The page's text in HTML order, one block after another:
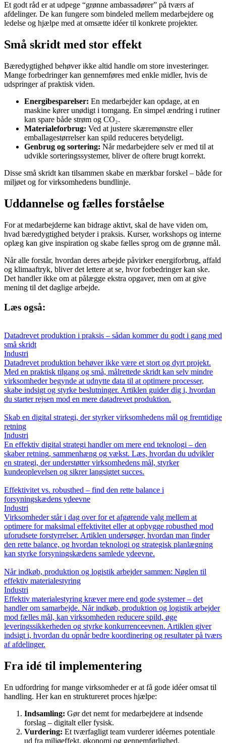
Et godt råd er at udpege “grønne ambassadører” på tværs af
afdelinger. De kan fungere som bindeled mellem medarbejdere og
ledelse og hjælpe med at omsætte idéer til konkrete projekter.
Små skridt med stor effekt
Bæredygtighed behøver ikke altid handle om store investeringer.
Mange forbedringer kan gennemføres med enkle midler, hvis de
udspringer af praktisk viden.
Energibesparelser: En medarbejder kan opdage, at en
maskine kører unødigt i tomgang. En simpel ændring i rutiner
kan spare både strøm og CO₂.
Materialeforbrug: Ved at justere skæremønstre eller
emballagestørrelser kan spild reduceres betydeligt.
Genbrug og sortering: Når medarbejdere selv er med til at
udvikle sorteringssystemer, bliver de oftere brugt korrekt.
Disse små skridt kan tilsammen skabe en mærkbar forskel – både for
miljøet og for virksomhedens bundlinje.
Uddannelse og fælles forståelse
For at medarbejderne kan bidrage aktivt, skal de have viden om,
hvad bæredygtighed betyder i praksis. Kurser, workshops og interne
oplæg kan give inspiration og skabe fælles sprog om de grønne mål.
Når alle forstår, hvordan deres arbejde påvirker energiforbrug, affald
og klimaaftryk, bliver det lettere at se, hvor forbedringer kan ske.
Det handler ikke om at pålægge ekstra opgaver, men om at give
mening til det daglige arbejde.
Læs også:
Datadrevet produktion i praksis – sådan kommer du godt i gang med
små skridt
Industri
Datadrevet produktion behøver ikke være et stort og dyrt projekt.
Med en praktisk tilgang og små, målrettede skridt kan selv mindre
virksomheder begynde at udnytte data til at optimere processer,
skabe indsigt og styrke beslutninger. Artiklen guider dig i, hvordan
du starter rejsen mod en mere datadrevet produktion.
Skab en digital strategi, der styrker virksomhedens mål og fremtidige
retning
Industri
En effektiv digital strategi handler om mere end teknologi – den
skaber retning, sammenhæng og vækst. Læs, hvordan du udvikler
en strategi, der understøtter virksomhedens mål, styrker
kundeoplevelsen og sikrer langsigtet succes.
Effektivitet vs. robusthed – find den rette balance i
forsyningskædens ydeevne
Industri
Virksomheder står i dag over for et afgørende valg mellem at
optimere for maksimal effektivitet eller at opbygge robusthed mod
uforudsete forstyrrelser. Artiklen undersøger, hvordan man finder
den rette balance, og hvordan teknologi og strategisk planlægning
kan styrke forsyningskædens samlede ydeevne.
Når indkøb, produktion og logistik arbejder sammen: Nøglen til
effektiv materialestyring
Industri
Effektiv materialestyring kræver mere end gode systemer – det
handler om samarbejde. Når indkøb, produktion og logistik arbejder
mod fælles mål, kan virksomheden reducere spild, øge
leveringssikkerheden og styrke konkurrenceevnen. Artiklen giver
indsigt i, hvordan du opnår bedre koordinering og resultater på tværs
af afdelinger.
Fra idé til implementering
En udfordring for mange virksomheder er at få gode idéer omsat til
handling. Her kan en struktureret proces hjælpe:
Indsamling: Gør det nemt for medarbejdere at indsende
forslag – digitalt eller fysisk.
Vurdering: Et tværfagligt team vurderer idéernes potentiale
ud fra miljøeffekt, økonomi og gennemførlighed.